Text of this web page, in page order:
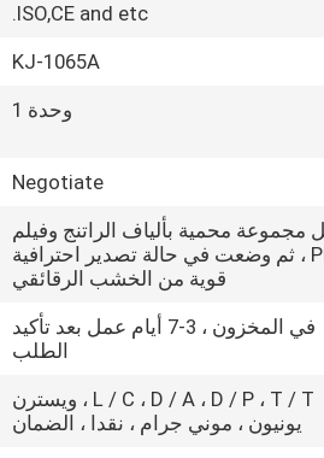
ISO,CE and etc.
KJ-1065A
وحدة 1
Negotiate
مجموعة محمية بألياف الراتنج وفيلم
PP ، ثم وضعت في حالة تصدير احترافية
قوية من الخشب الرقائقي
في المخزون ، 3-7 أيام عمل بعد تأكيد
الطلب
L / C ، D / A ، D / P ، T / T ، ويسترن
يونيون ، موني جرام ، نقدا ، الضمان